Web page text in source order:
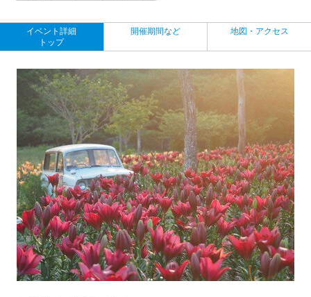
イベント詳細
トップ
開催期間など 地図・アクセス